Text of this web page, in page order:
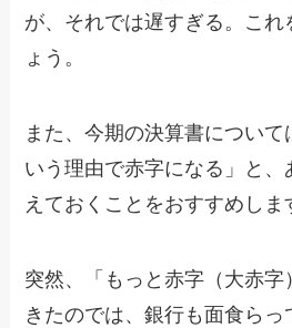
が、それでは遅すぎる。これ
ょう。
また、今期の決算書について
いう理由で赤字になる」と
えておくことをおすすめしま
突然、「もっと赤字（大赤字
きたのでは、銀行も面食らっ